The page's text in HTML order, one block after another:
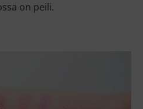
on peili.